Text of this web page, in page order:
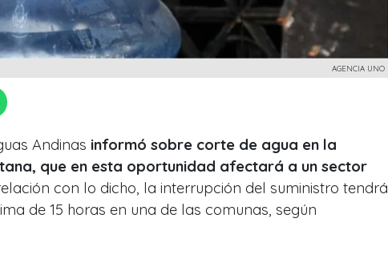
AGENCIA UNO
Andinas informó sobre corte de agua en la
que en esta oportunidad afectará a un sector
con lo dicho, la interrupción del suministro tendrá
de 15 horas en una de las comunas, según